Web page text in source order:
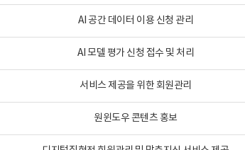
AI 공간 데이터 이용 신청 관리
AI 모델 평가 신청 접수 및 처리
서비스 제공을 위한 회원관리
원윈도우 콘텐츠 홍보